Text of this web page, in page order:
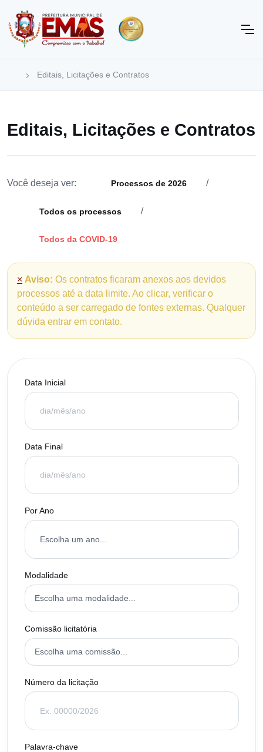
Editais, Licitações e Contratos
Editais, Licitações e Contratos
Você deseja ver: Processos de 2026 /
Todos os processos /
Todos da COVID-19
× Aviso: Os contratos ficaram anexos aos devidos
processos até a data limite. Ao clicar, verificar o
conteúdo a ser carregado de fontes externas. Qualquer
dúvida entrar em contato.
Data Inicial
Data Final
Por Ano
Modalidade
Comissão licitatória
Número da licitação
Palavra-chave